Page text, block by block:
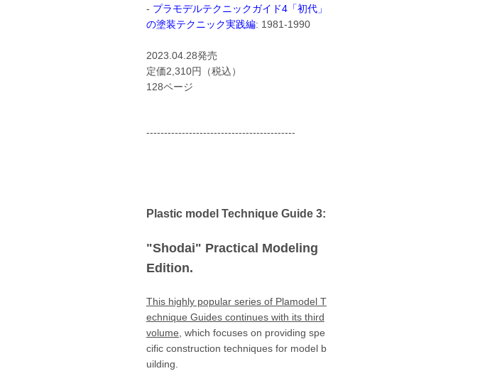
- プラモデルテクニックガイド4「初代」
の塗装テクニック実践編: 1981-1990
2023.04.28発売
定価2,310円（税込）
128ページ
------------------------------------------
Plastic model Technique Guide 3:
"Shodai" Practical Modeling
Edition.
This highly popular series of Plamodel T
echnique Guides continues with its third
volume, which focuses on providing spe
cific construction techniques for model b
uilding.